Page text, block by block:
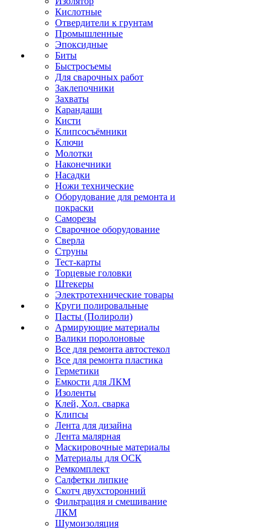
Кислотные
Отвердители к грунтам
Промышленные
Эпоксидные
Биты
Быстросъемы
Для сварочных работ
Заклепочники
Захваты
Карандаши
Кисти
Клипсосъёмники
Ключи
Молотки
Наконечники
Насадки
Ножи технические
Оборудование для ремонта и
покраски
Саморезы
Сварочное оборудование
Сверла
Струны
Тест-карты
Торцевые головки
Штекеры
Электротехнические товары
Круги полировальные
Пасты (Полироли)
Армирующие материалы
Валики поролоновые
Все для ремонта автостекол
Все для ремонта пластика
Герметики
Емкости для ЛКМ
Изоленты
Клей, Хол. сварка
Клипсы
Лента для дизайна
Лента малярная
Маскировочные материалы
Материалы для ОСК
Ремкомплект
Салфетки липкие
Скотч двухсторонний
Фильтрация и смешивание
ЛКМ
Шумоизоляция